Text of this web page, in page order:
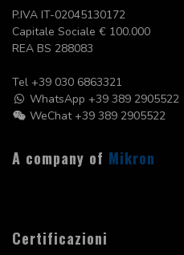
P.IVA IT-02045130172
Capitale Sociale € 100.000
REA BS 288083
Tel +39 030 6863321
WhatsApp +39 389 2905522
WeChat +39 389 2905522
A company of Mikron
Certificazioni